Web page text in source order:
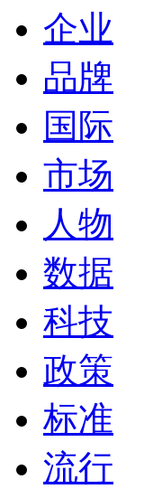
企业
品牌
国际
市场
人物
数据
科技
政策
标准
流行